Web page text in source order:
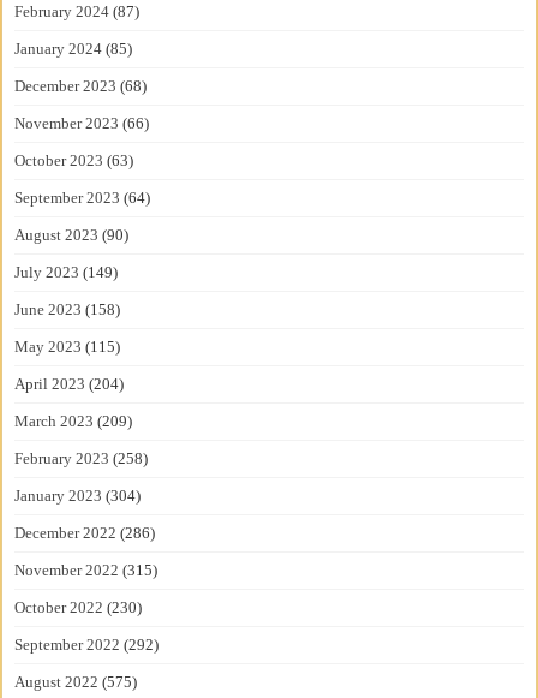
February 2024 (87)
January 2024 (85)
December 2023 (68)
November 2023 (66)
October 2023 (63)
September 2023 (64)
August 2023 (90)
July 2023 (149)
June 2023 (158)
May 2023 (115)
April 2023 (204)
March 2023 (209)
February 2023 (258)
January 2023 (304)
December 2022 (286)
November 2022 (315)
October 2022 (230)
September 2022 (292)
August 2022 (575)